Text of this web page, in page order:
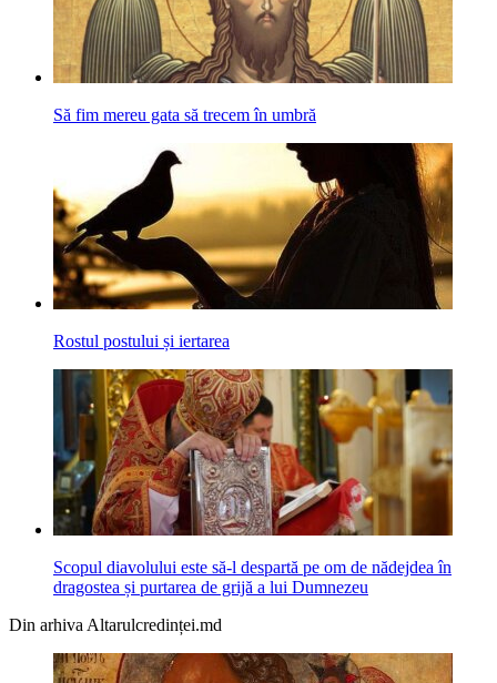
Să fim mereu gata să trecem în umbră
Rostul postului și iertarea
Scopul diavolului este să-l despartă pe om de nădejdea în
dragostea și purtarea de grijă a lui Dumnezeu
Din arhiva Altarulcredinței.md